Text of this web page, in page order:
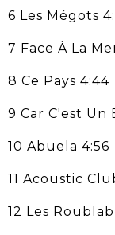
6 Les Mégots
7 Face À La
8 Ce Pays 4:44
9 Car C'est Un
10 Abuela 4:56
11 Acoustic
12 Les